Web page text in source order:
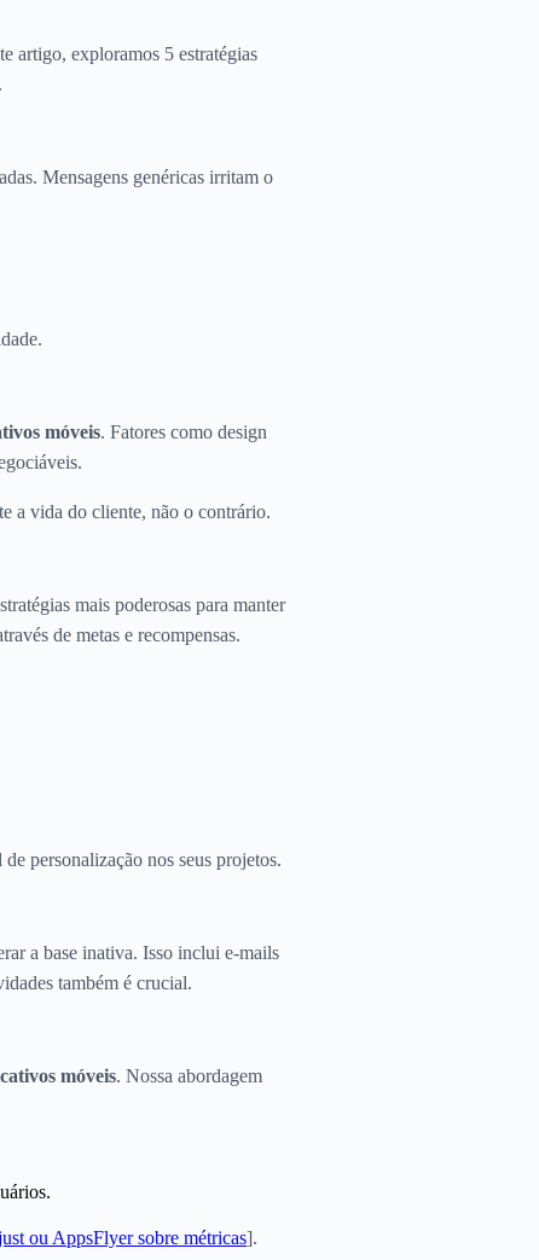
artigo, exploramos 5 estratégias
Mensagens genéricas irritam o
móveis. Fatores como design
a vida do cliente, não o contrário.
mais poderosas para manter
de metas e recompensas.
personalização nos seus projetos.
a base inativa. Isso inclui e-mails
também é crucial.
móveis. Nossa abordagem
ou AppsFlyer sobre métricas].